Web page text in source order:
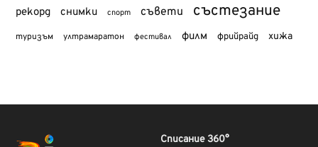
рекорд снимки спорт съвети състезание
туризъм ултрамаратон фестивал филм фрийрайд хижа
Списание 360°